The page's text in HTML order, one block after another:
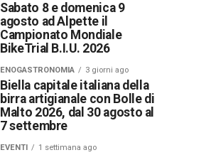
Sabato 8 e domenica 9
agosto ad Alpette il
Campionato Mondiale
BikeTrial B.I.U. 2026
ENOGASTRONOMIA 3 giorni ago
Biella capitale italiana della
birra artigianale con Bolle di
Malto 2026, dal 30 agosto al
7 settembre
EVENTI 1 settimana ago